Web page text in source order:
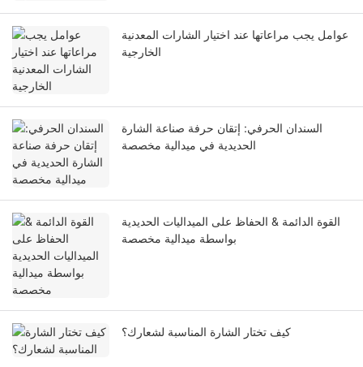
عوامل يجب مراعاتها عند اختيار الشارات المعدنية
الخارجية
السندان الحرفي: إتقان حرفة صناعة الشارة
الحديدية في ميدالية مخصصة
القوة الدائمة & الحفاظ على الميداليات الحديدية
بواسطة ميدالية مخصصة
كيف تختار الشارة المناسبة لشعارك؟